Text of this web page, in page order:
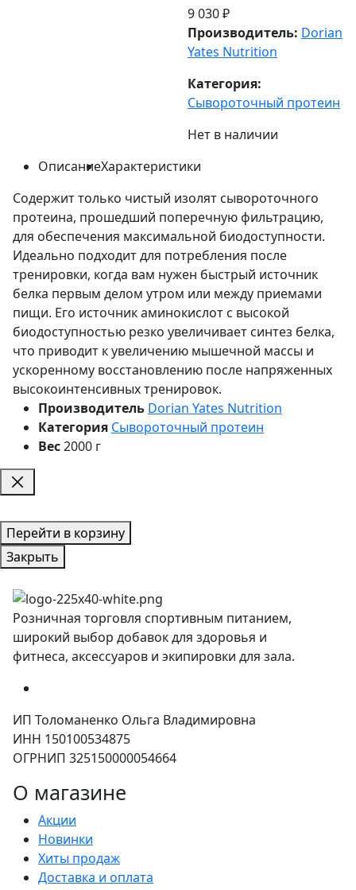
9 030 ₽
Производитель: Dorian
Yates Nutrition
Категория:
Сывороточный протеин
Нет в наличии
ОписаниеХарактеристики
Содержит только чистый изолят сывороточного
протеина, прошедший поперечную фильтрацию,
для обеспечения максимальной биодоступности.
Идеально подходит для потребления после
тренировки, когда вам нужен быстрый источник
белка первым делом утром или между приемами
пищи. Его источник аминокислот с высокой
биодоступностью резко увеличивает синтез белка,
что приводит к увеличению мышечной массы и
ускоренному восстановлению после напряженных
высокоинтенсивных тренировок.
Производитель Dorian Yates Nutrition
Категория Сывороточный протеин
Вес2000 г
Перейти в корзину
Закрыть
Розничная торговля спортивным питанием,
широкий выбор добавок для здоровья и
фитнеса, аксессуаров и экипировки для зала.
ИП Толоманенко Ольга Владимировна
ИНН 150100534875
ОГРНИП 325150000054664
О магазине
Акции
Новинки
Хиты продаж
Доставка и оплата